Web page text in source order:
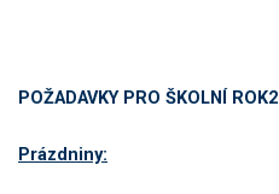
POŽADAVKY PRO ŠKOLNÍ
Prázdniny: